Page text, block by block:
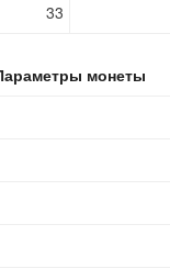
33
монеты